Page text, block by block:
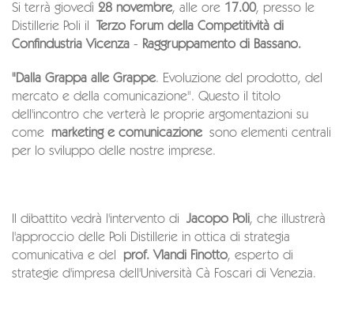
Si terrà giovedì 28 novembre, alle ore 17.00, presso le
Distillerie Poli il Terzo Forum della Competitività di
Confindustria Vicenza - Raggruppamento di Bassano.
"Dalla Grappa alle Grappe. Evoluzione del prodotto, del
mercato e della comunicazione". Questo il titolo
dell'incontro che verterà le proprie argomentazioni su
come marketing e comunicazione sono elementi centrali
per lo sviluppo delle nostre imprese.
Il dibattito vedrà l'intervento di Jacopo Poli, che illustrerà
l'approccio delle Poli Distillerie in ottica di strategia
comunicativa e del prof. Vlandi Finotto, esperto di
strategie d'impresa dell'Università Cà Foscari di Venezia.